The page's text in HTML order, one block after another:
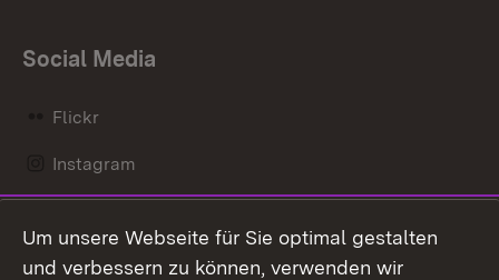
Social Media
Flickr
Instagram
Mastodon
Um unsere Webseite für Sie optimal gestalten
und verbessern zu können, verwenden wir